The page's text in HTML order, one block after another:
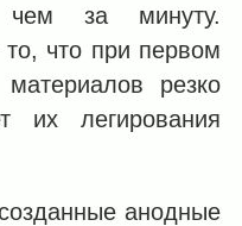
чем за минуту.
что при первом
резко
их легирования
анодные